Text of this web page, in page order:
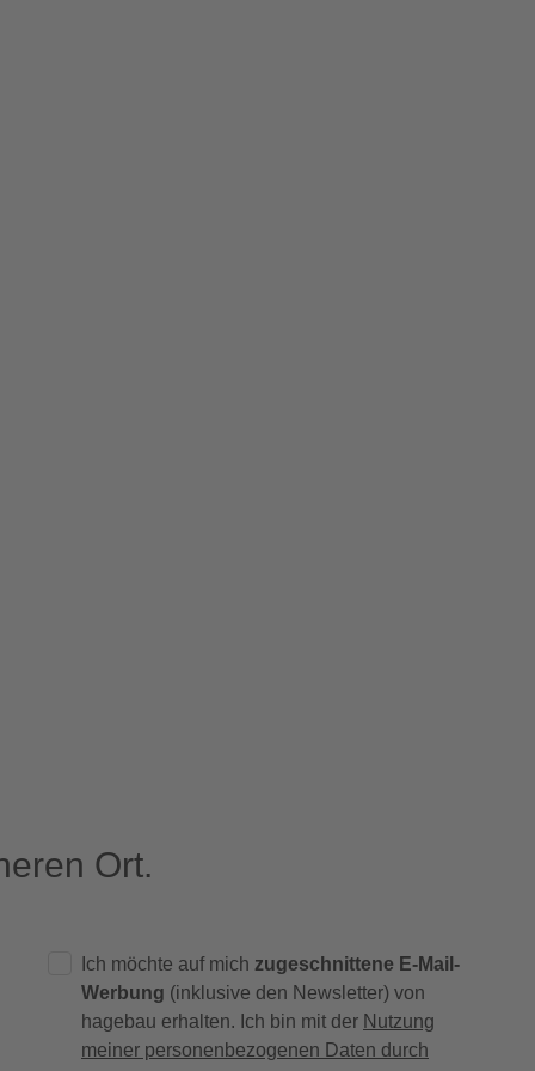
Ort.
Ich möchte auf mich zugeschnittene E-Mail-
Werbung (inklusive den Newsletter) von
hagebau erhalten. Ich bin mit der Nutzung
meiner personenbezogenen Daten durch